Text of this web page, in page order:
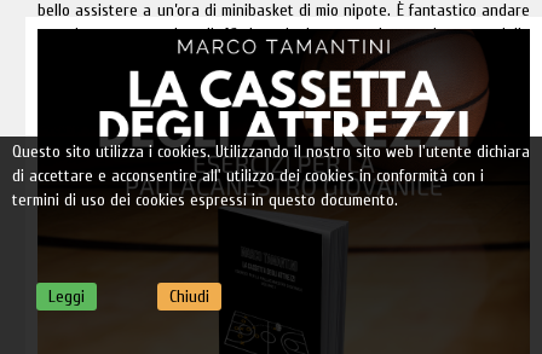
bello assistere a un’ora di minibasket di mio nipote. È fantastico andare
a vedere una partita di A2, in cui gioca un mio ex giocatore delle
giovanili. Mi piace organizzare attività di formazione con colleghi
giovani. Dirigo da anni un camp, esperienza straordinaria. Però non
sono più tesserato per alcun club, né alleno una squadra. Ho così deciso
che è giunto il tempo per scrivere qualcosa che ho maturato negli
anni. Scriverò poco di tecnica, ci saranno pochissimi diagrammi, e molto
di più di organizzazione, di “filosofia”, di priorità educative.
Segue >>
Questo sito utilizza i cookies. Utilizzando il nostro sito web l'utente dichiara
di accettare e acconsentire all' utilizzo dei cookies in conformità con i
termini di uso dei cookies espressi in questo documento.
Leggi Chiudi